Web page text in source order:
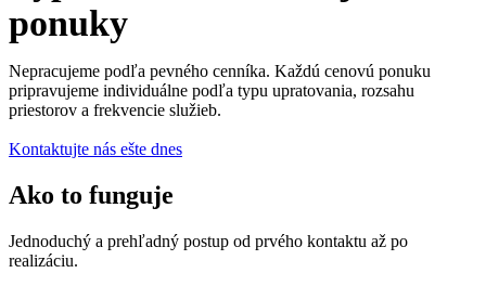
ponuky
Nepracujeme podľa pevného cenníka. Každú cenovú ponuku
pripravujeme individuálne podľa typu upratovania, rozsahu
priestorov a frekvencie služieb.
Kontaktujte nás ešte dnes
Ako to funguje
Jednoduchý a prehľadný postup od prvého kontaktu až po
realizáciu.